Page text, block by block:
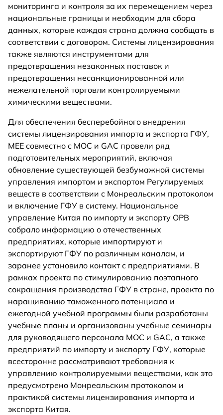
мониторинга и контроля за их перемещением через
национальные границы и необходим для сбора
данных, которые каждая страна должна сообщать в
соответствии с договором. Системы лицензирования
также являются инструментами для
предотвращения незаконных поставок и
предотвращения несанкционированной или
нежелательной торговли контролируемыми
химическими веществами.
Для обеспечения бесперебойного внедрения
системы лицензирования импорта и экспорта ГФУ,
MEE совместно с MOC и GAC провели ряд
подготовительных мероприятий, включая
обновление существующей безбумажной системы
управления импортом и экспортом Регулируемых
веществ в соответствии с Монреальским протоколом
и включение ГФУ в систему. Национальное
управление Китая по импорту и экспорту ОРВ
собрало информацию о отечественных
предприятиях, которые импортируют и
экспортируют ГФУ по различным каналам, и
заранее установило контакт с предприятиями. В
рамках проекта по стимулированию поэтапного
сокращения производства ГФУ в стране, проекта по
наращиванию таможенного потенциала и
ежегодной учебной программы были разработаны
учебные планы и организованы учебные семинары
для руководящего персонала MOC и GAC, а также
предприятий по импорту и экспорту ГФУ, которые
всесторонне рассматривают требования к
управлению контролируемыми веществами, как это
предусмотрено Монреальским протоколом и
практикой системы лицензирования импорта и
экспорта Китая.